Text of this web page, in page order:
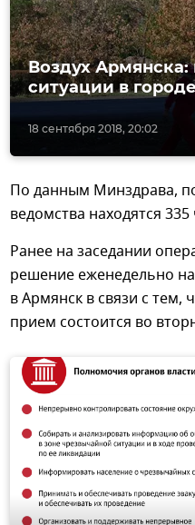
18 сентября 2018, 20:02
Воздух
ситуации в
По данным Минздрава,
ведомства находятся
Ранее на заседании
решение еженедельно
в Армянск в связи с
прием состоится во